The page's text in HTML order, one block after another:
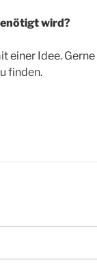
wird?
einer Idee.
finden.